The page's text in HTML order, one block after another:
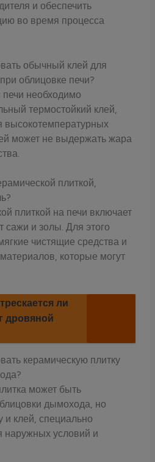
и обеспечить
во время процесса
обычный клей для
облицовке печи?
необходимо
термостойкий клей,
высокотемпературных
может не выдержать жара
плиткой,
плиткой на печи включает
сажи и золы. Для этого
чистящие средства и
которые могут
ли
дровяной
керамическую плитку
может быть
дымохода, но
и клей, специально
наружных условий и